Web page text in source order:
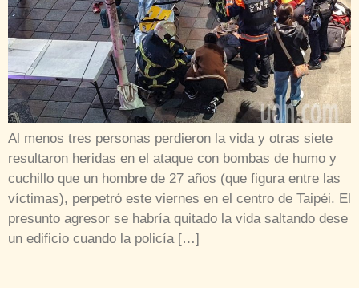
Al menos tres personas perdieron la vida y otras siete
resultaron heridas en el ataque con bombas de humo y
cuchillo que un hombre de 27 años (que figura entre las
víctimas), perpetró este viernes en el centro de Taipéi. El
presunto agresor se habría quitado la vida saltando dese
un edificio cuando la policía […]